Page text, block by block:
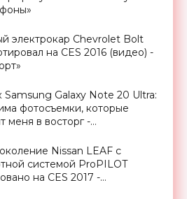
электрокар Chevrolet Bolt
на CES 2016 (видео) -
Samsung Galaxy Note 20 Ultra:
фотосъемки, которые
меня в восторг -
Nissan LEAF с
системой ProPILOT
на CES 2017 -